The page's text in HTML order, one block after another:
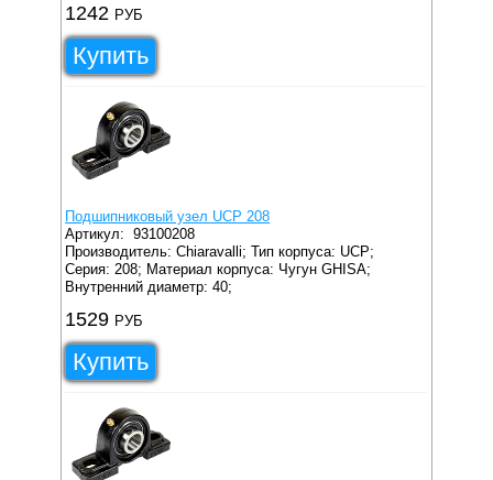
1242 РУБ
Купить
Подшипниковый узел UCP 208
Артикул:93100208
Производитель: Chiaravalli; Тип корпуса: UCP;
Серия: 208; Материал корпуса: Чугун GHISA;
Внутренний диаметр: 40;
1529 РУБ
Купить